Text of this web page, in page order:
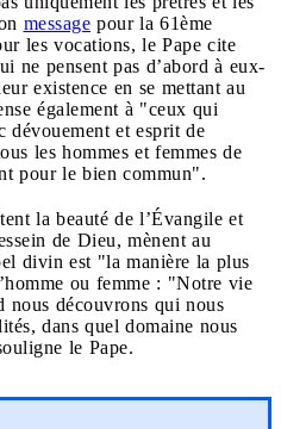
message pour la 61ème
les vocations, le Pape cite
ne pensent pas d’abord à eux-
existence en se mettant au
également à "ceux qui
dévouement et esprit de
les hommes et femmes de
pour le bien commun".
la beauté de l’Évangile et
de Dieu, mènent au
divin est "la manière la plus
ou femme : "Notre vie
nous découvrons qui nous
dans quel domaine nous
le Pape.